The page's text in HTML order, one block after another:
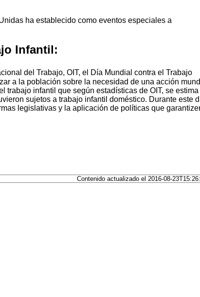
ha establecido como eventos especiales a
Infantil:
del Trabajo, OIT, el Día Mundial contra el Trabajo
a la población sobre la necesidad de una acción
trabajo infantil que según estadísticas de OIT, se estima
sujetos a trabajo infantil doméstico. Durante este
legislativas y la aplicación de políticas que
Contenido actualizado el 2016-08-